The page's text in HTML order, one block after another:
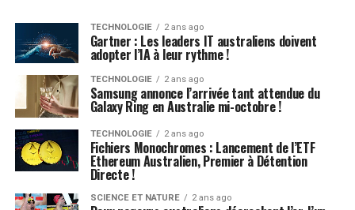
TECHNOLOGIE 2 ans ago
Gartner : Les leaders IT australiens doivent
adopter l’IA à leur rythme !
TECHNOLOGIE 2 ans ago
Samsung annonce l’arrivée tant attendue du
Galaxy Ring en Australie mi-octobre !
TECHNOLOGIE 2 ans ago
Fichiers Monochromes : Lancement de l’ETF
Ethereum Australien, Premier à Détention
Directe !
SCIENCE ET NATURE 2 ans ago